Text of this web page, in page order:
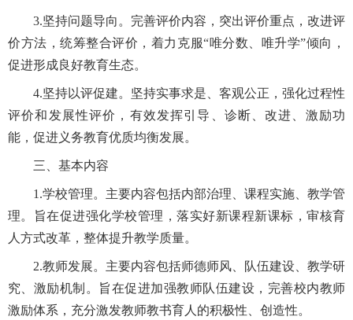
3.坚持问题导向。完善评价内容，突出评价重点，改进评
价方法，统筹整合评价，着力克服“唯分数、唯升学”倾向，
促进形成良好教育生态。
4.坚持以评促建。坚持实事求是、客观公正，强化过程性
评价和发展性评价，有效发挥引导、诊断、改进、激励功
能，促进义务教育优质均衡发展。
三、基本内容
1.学校管理。主要内容包括内部治理、课程实施、教学管
理。旨在促进强化学校管理，落实好新课程新课标，审核育
人方式改革，整体提升教学质量。
2.教师发展。主要内容包括师德师风、队伍建设、教学研
究、激励机制。旨在促进加强教师队伍建设，完善校内教师
激励体系，充分激发教师教书育人的积极性、创造性。